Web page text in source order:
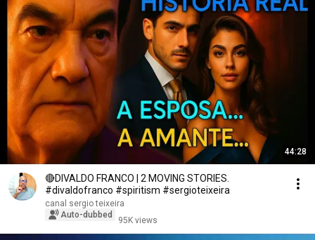
44:28
🔴DIVALDO FRANCO | 2 MOVING STORIES.
#divaldofranco #spiritism #sergioteixeira
canal sergio teixeira
Auto-dubbed
95K views